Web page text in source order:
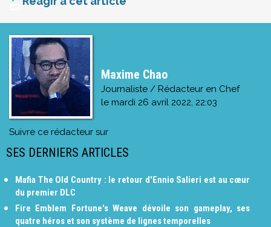
Maxime Chao
Journaliste / Rédacteur en Chef
le mardi 26 avril 2022, 22:03
Suivre ce rédacteur sur
SES DERNIERS ARTICLES
Mafia The Old Country : le retour d'Ennio Salieri est au cœur
du premier DLC
Fire Emblem Fortune's Weave dévoile son gameplay, ses
quatre héros et son système de lignes temporelles